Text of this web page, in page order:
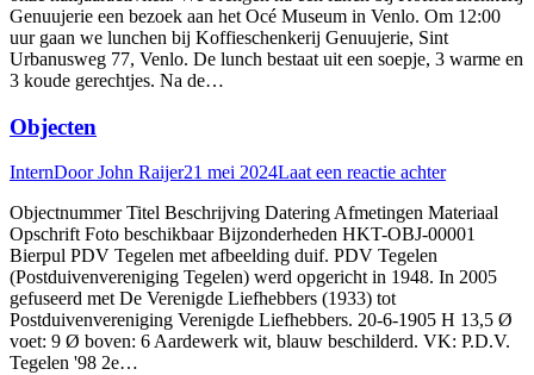
Genuujerie een bezoek aan het Océ Museum in Venlo. Om 12:00
uur gaan we lunchen bij Koffieschenkerij Genuujerie, Sint
Urbanusweg 77, Venlo. De lunch bestaat uit een soepje, 3 warme en
3 koude gerechtjes. Na de…
Objecten
InternDoorJohn Raijer21 mei 2024Laat een reactie achter
Objectnummer Titel Beschrijving Datering Afmetingen Materiaal
Opschrift Foto beschikbaar Bijzonderheden HKT-OBJ-00001
Bierpul PDV Tegelen met afbeelding duif. PDV Tegelen
(Postduivenvereniging Tegelen) werd opgericht in 1948. In 2005
gefuseerd met De Verenigde Liefhebbers (1933) tot
Postduivenvereniging Verenigde Liefhebbers. 20-6-1905 H 13,5 Ø
voet: 9 Ø boven: 6 Aardewerk wit, blauw beschilderd. VK: P.D.V.
Tegelen '98 2e…